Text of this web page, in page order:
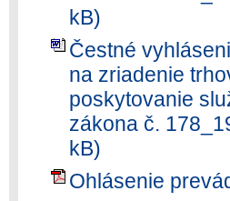
kB)
Čestné
na zriadenie
poskytovanie
zákona č.
kB)
Ohlásenie